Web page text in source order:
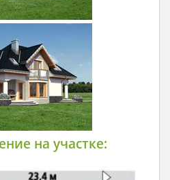
на участке: